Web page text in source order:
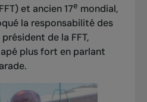
et ancien 17e mondial,
la responsabilité des
de la FFT,
plus fort en parlant